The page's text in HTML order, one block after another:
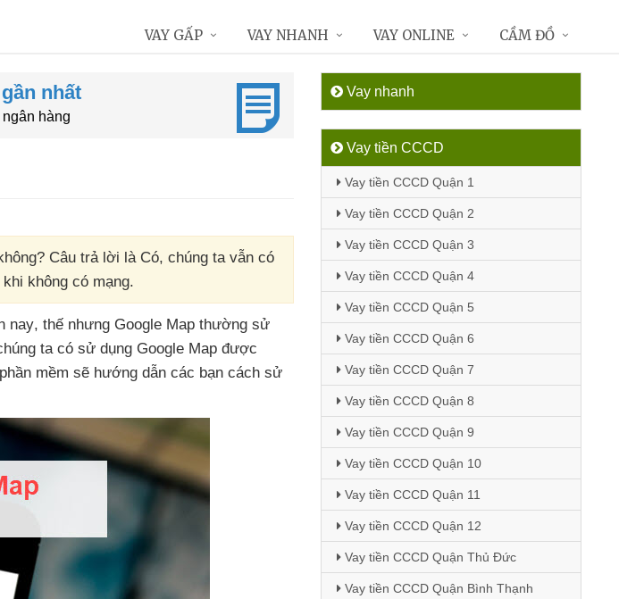
nhất
hàng
Câu trả lời là Có, chúng ta vẫn có
không có mạng.
nay, thế nhưng Google Map thường sử
ta có sử dụng Google Map được
mềm sẽ hướng dẫn các bạn cách sử
Vay nhanh
Vay tiền CCCD
Vay tiền CCCD Quận 1
Vay tiền CCCD Quận 2
Vay tiền CCCD Quận 3
Vay tiền CCCD Quận 4
Vay tiền CCCD Quận 5
Vay tiền CCCD Quận 6
Vay tiền CCCD Quận 7
Vay tiền CCCD Quận 8
Vay tiền CCCD Quận 9
Vay tiền CCCD Quận 10
Vay tiền CCCD Quận 11
Vay tiền CCCD Quận 12
Vay tiền CCCD Quận Thủ Đức
Vay tiền CCCD Quận Bình Thạnh
VAY GẤP VAY NHANH VAY ONLINE CẦM ĐỒ